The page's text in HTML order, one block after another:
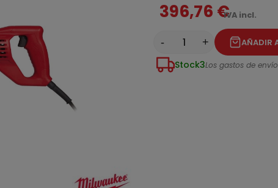
396,76 €IVA incl.
- + AÑADIR
Stock3Los gastos de
Sierra Alligator 1.700W 430mm con hoja Poroton clase 20